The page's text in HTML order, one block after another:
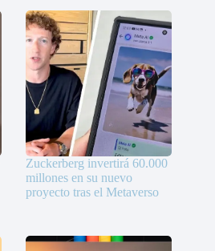
Zuckerberg invertirá 60.000
millones en su nuevo
proyecto tras el Metaverso